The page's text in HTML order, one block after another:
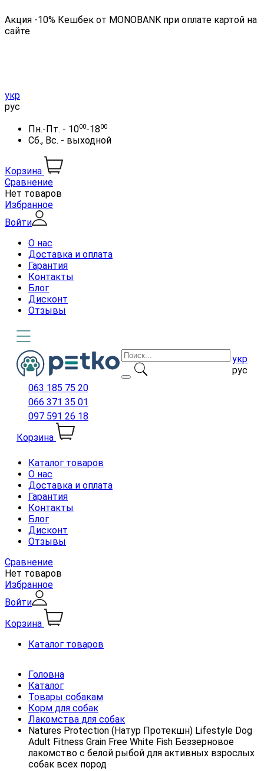
Акция -10% Кешбек от MONOBANK при оплате картой на
сайте
укр
рус
Пн.-Пт. - 1000-1800
Сб., Вс. - выходной
Корзина
Сравнение
Нет товаров
Избранное
Войти
О нас
Доставка и оплата
Гарантия
Контакты
Блог
Дисконт
Отзывы
укр
рус
063 185 75 20
066 371 35 01
097 591 26 18
Корзина
Каталог товаров
О нас
Доставка и оплата
Гарантия
Контакты
Блог
Дисконт
Отзывы
Сравнение
Нет товаров
Избранное
Войти
Корзина
Каталог товаров
Головна
Каталог
Товары собакам
Корм для собак
Лакомства для собак
Natures Protection (Натур Протекшн) Lifestyle Dog
Adult Fitness Grain Free White Fish Беззерновое
лакомство с белой рыбой для активных взрослых
собак всех пород